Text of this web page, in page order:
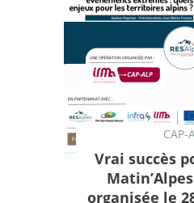
CAP-
Vrai succès
organisée le